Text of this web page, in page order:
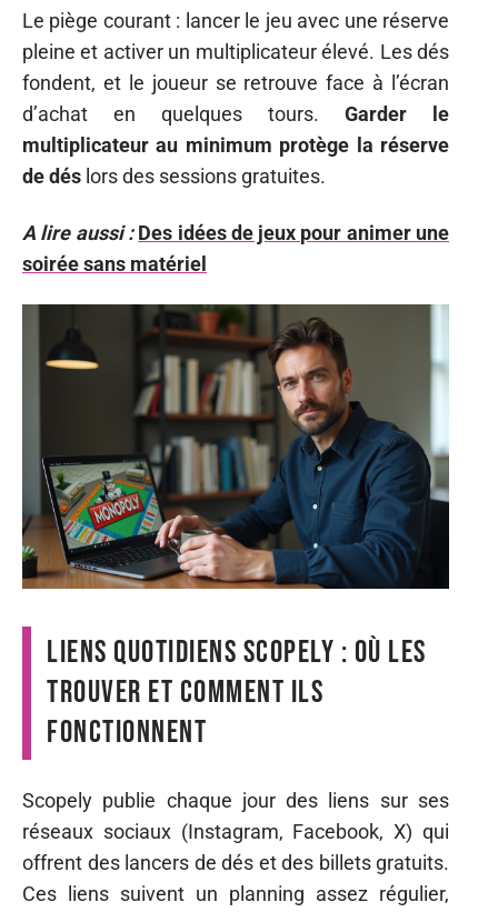
Le piège courant : lancer le jeu avec une réserve
pleine et activer un multiplicateur élevé. Les dés
fondent, et le joueur se retrouve face à l’écran
d’achat en quelques tours. Garder le
multiplicateur au minimum protège la réserve
de dés lors des sessions gratuites.
A lire aussi : Des idées de jeux pour animer une
soirée sans matériel
Liens quotidiens Scopely : où les
trouver et comment ils
fonctionnent
Scopely publie chaque jour des liens sur ses
réseaux sociaux (Instagram, Facebook, X) qui
offrent des lancers de dés et des billets gratuits.
Ces liens suivent un planning assez régulier,